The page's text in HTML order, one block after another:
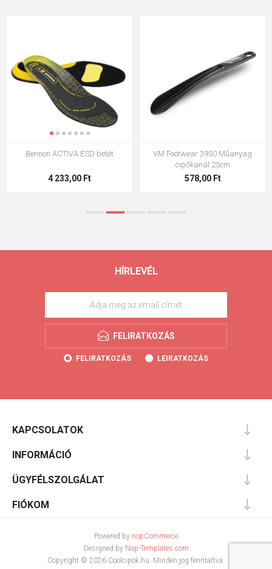
3950 Műanyag
VM Footwear 3009 talpbetét VM
HÍRLEVÉL
FELIRATKOZÁS
FELIRATKOZÁS LEIRATKOZÁS
KAPCSOLATOK
INFORMÁCIÓ
ÜGYFÉLSZOLGÁLAT
FIÓKOM
Powered by nopCommerce
Designed by Nop-Templates.com
Copyright © 2026 Coolcipok.hu. Minden jog fenntartva.